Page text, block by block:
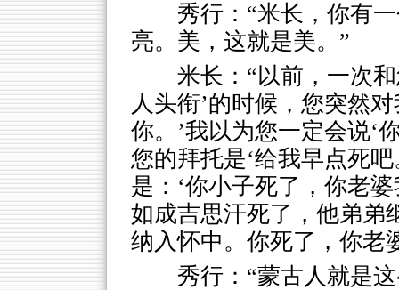
秀行：“米长，你有
亮。美，这就是美。”
米长：“以前，一次
人头衔’的时候，您突然
你。’我以为您一定会说‘
您的拜托是‘给我早点死
是：‘你小子死了，你老
如成吉思汗死了，他弟弟
纳入怀中。你死了，你老
秀行：“蒙古人就是